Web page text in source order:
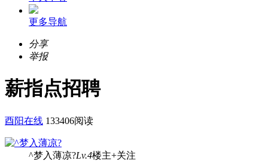
更多导航
分享
举报
薪指点招聘
酉阳在线 133406阅读
^梦入薄凉?Lv.4楼主+关注